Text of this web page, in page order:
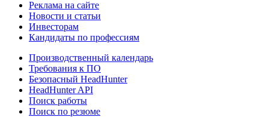
Реклама на сайте
Новости и статьи
Инвесторам
Кандидаты по профессиям
Производственный календарь
Требования к ПО
Безопасный HeadHunter
HeadHunter API
Поиск работы
Поиск по резюме